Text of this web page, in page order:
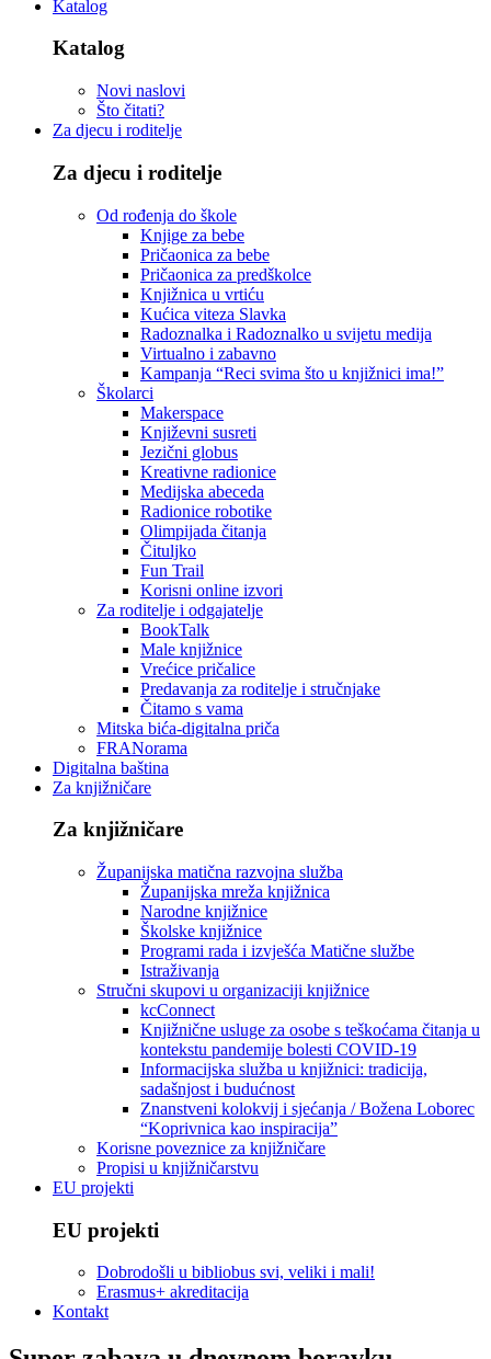
Katalog
Katalog
Novi naslovi
Što čitati?
Za djecu i roditelje
Za djecu i roditelje
Od rođenja do škole
Knjige za bebe
Pričaonica za bebe
Pričaonica za predškolce
Knjižnica u vrtiću
Kućica viteza Slavka
Radoznalka i Radoznalko u svijetu medija
Virtualno i zabavno
Kampanja “Reci svima što u knjižnici ima!”
Školarci
Makerspace
Književni susreti
Jezični globus
Kreativne radionice
Medijska abeceda
Radionice robotike
Olimpijada čitanja
Čituljko
Fun Trail
Korisni online izvori
Za roditelje i odgajatelje
BookTalk
Male knjižnice
Vrećice pričalice
Predavanja za roditelje i stručnjake
Čitamo s vama
Mitska bića-digitalna priča
FRANorama
Digitalna baština
Za knjižničare
Za knjižničare
Županijska matična razvojna služba
Županijska mreža knjižnica
Narodne knjižnice
Školske knjižnice
Programi rada i izvješća Matične službe
Istraživanja
Stručni skupovi u organizaciji knjižnice
kcConnect
Knjižnične usluge za osobe s teškoćama čitanja u
kontekstu pandemije bolesti COVID-19
Informacijska služba u knjižnici: tradicija,
sadašnjost i budućnost
Znanstveni kolokvij i sjećanja / Božena Loborec
“Koprivnica kao inspiracija”
Korisne poveznice za knjižničare
Propisi u knjižničarstvu
EU projekti
EU projekti
Dobrodošli u bibliobus svi, veliki i mali!
Erasmus+ akreditacija
Kontakt